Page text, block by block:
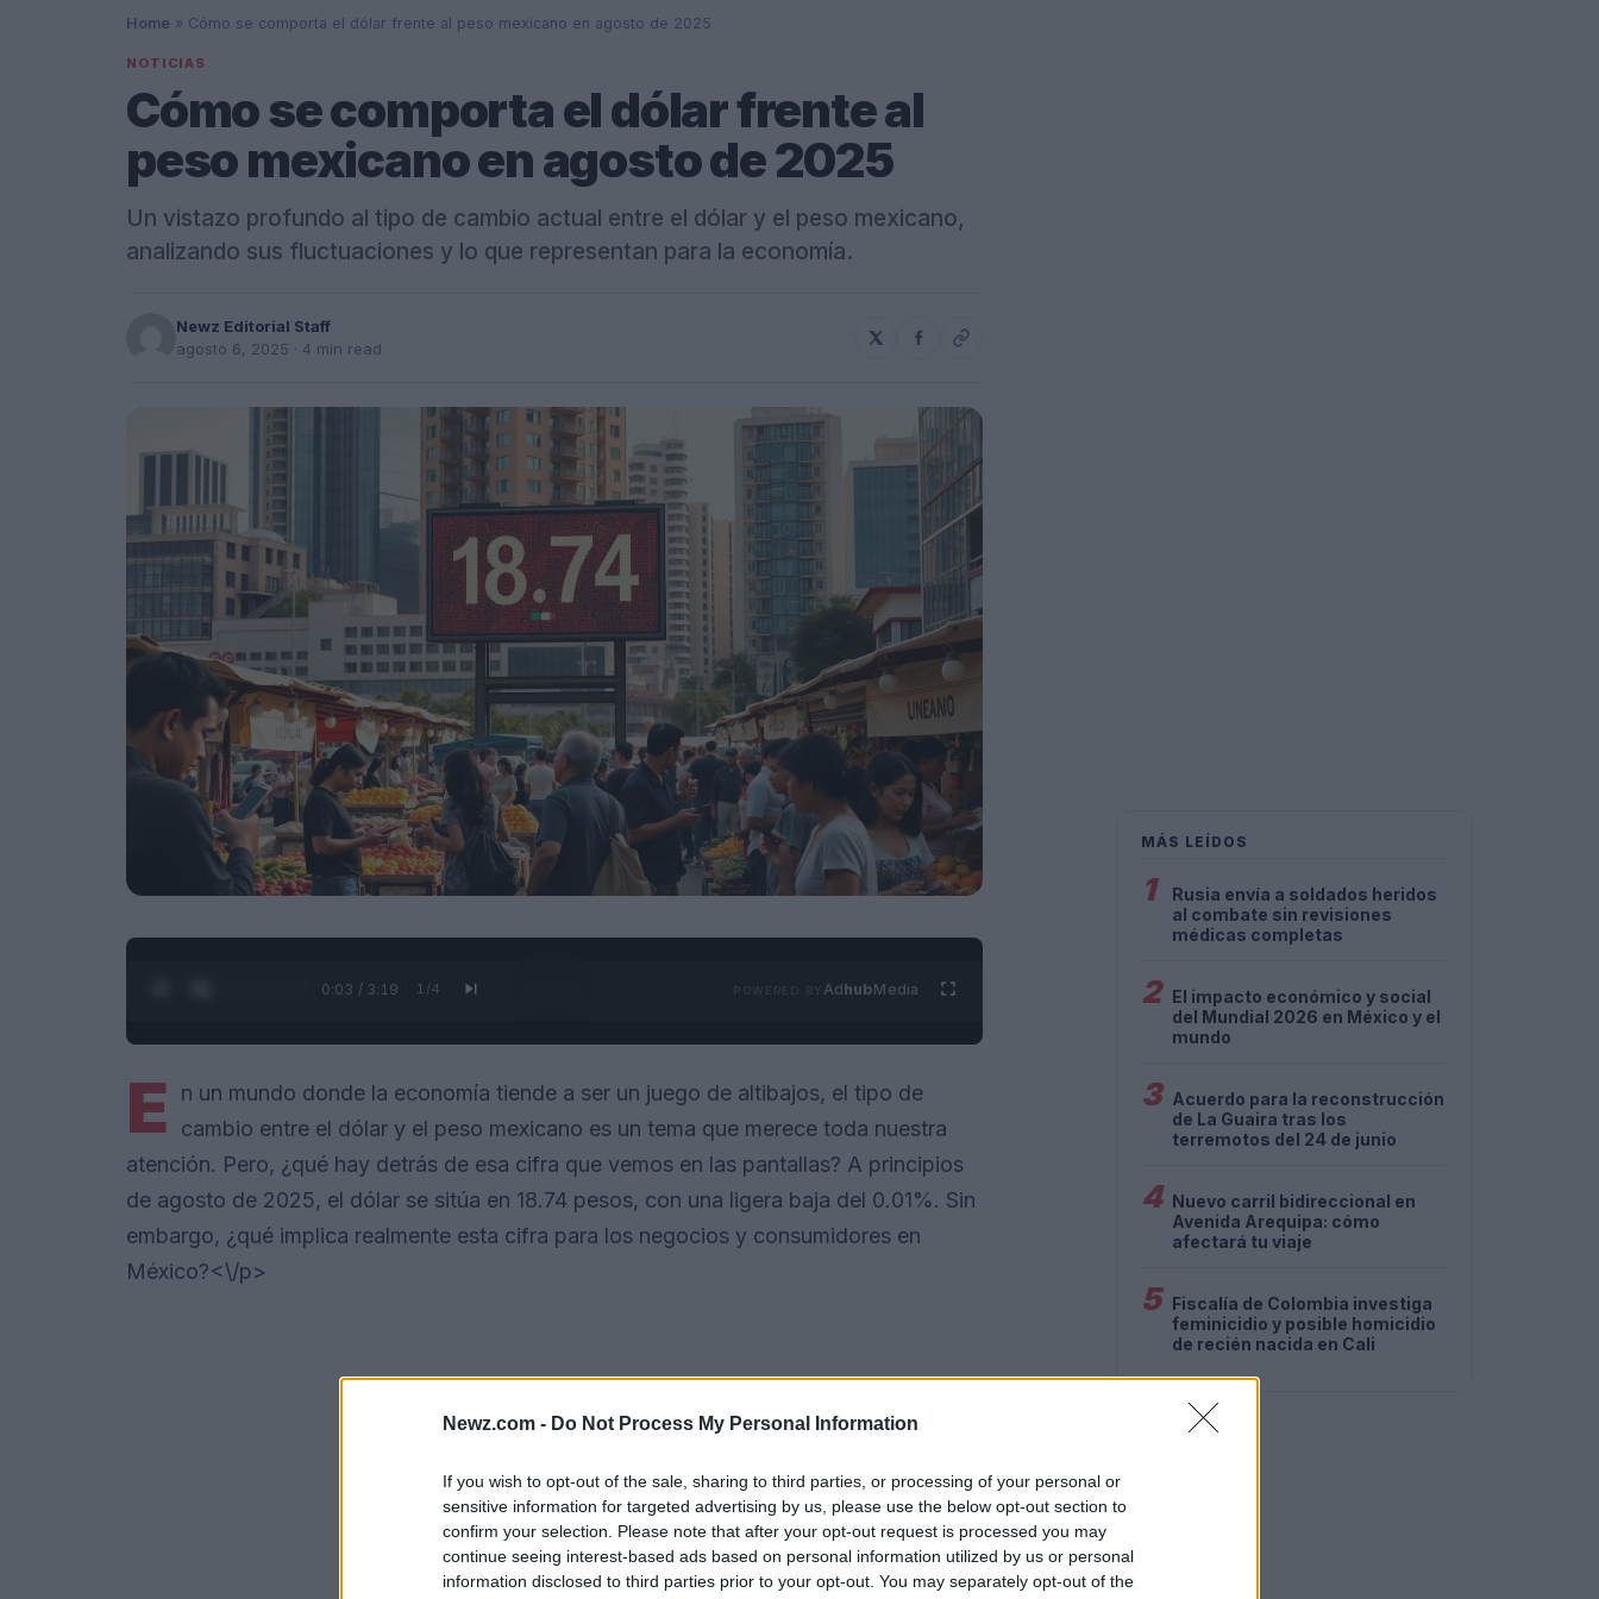
Newz.com - Do Not Process My Personal Information
If you wish to opt-out of the sale, sharing to third parties, or processing of your personal or
sensitive information for targeted advertising by us, please use the below opt-out section to
confirm your selection. Please note that after your opt-out request is processed you may
continue seeing interest-based ads based on personal information utilized by us or personal
information disclosed to third parties prior to your opt-out. You may separately opt-out of the
Home » Cómo se comporta el dólar frente al peso mexicano en agosto de 2025
NOTICIAS
Cómo se comporta el dólar frente al
peso mexicano en agosto de 2025
Un vistazo profundo al tipo de cambio actual entre el dólar y el peso mexicano,
analizando sus fluctuaciones y lo que representan para la economía.
Newz Editorial Staff
agosto 6, 2025 · 4 min read
0:05 / 3:19 1 /4 AdhubMedia
E
n un mundo donde la economía tiende a ser un juego de altibajos, el tipo de
cambio entre el dólar y el peso mexicano es un tema que merece toda nuestra
atención. Pero, ¿qué hay detrás de esa cifra que vemos en las pantallas? A principios
de agosto de 2025, el dólar se sitúa en 18.74 pesos, con una ligera baja del 0.01%. Sin
embargo, ¿qué implica realmente esta cifra para los negocios y consumidores en
México?<\/p>
MÁS LEÍDOS
1
Rusia envía a soldados heridos
al combate sin revisiones
médicas completas
2 El impacto económico y social
del Mundial 2026 en México y el
mundo
3 Acuerdo para la reconstrucción
de La Guaira tras los
terremotos del 24 de junio
4 Nuevo carril bidireccional en
Avenida Arequipa: cómo
afectará tu viaje
5 Fiscalía de Colombia investiga
feminicidio y posible homicidio
de recién nacida en Cali